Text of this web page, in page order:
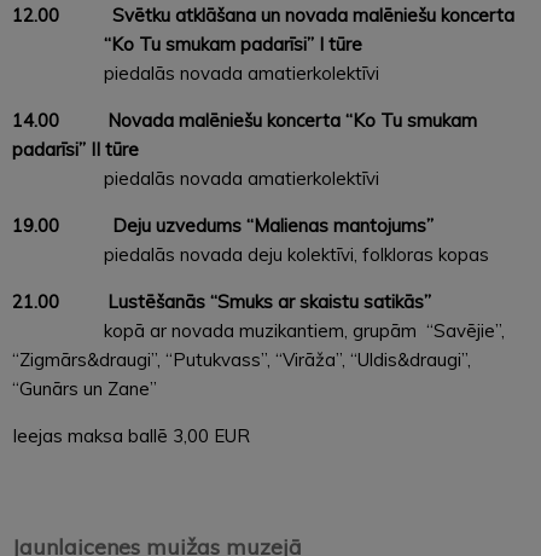
12.00
Svētku atklāšana un novada malēniešu koncerta
“Ko Tu smukam padarīsi” I tūre
piedalās novada amatierkolektīvi
14.00 Novada malēniešu koncerta “Ko Tu smukam
padarīsi” II tūre
piedalās novada amatierkolektīvi
19.00
Deju uzvedums “Malienas mantojums”
piedalās novada deju kolektīvi, folkloras kopas
21.00 Lustēšanās “Smuks ar skaistu satikās”
kopā ar novada muzikantiem, grupām “Savējie”,
“Zigmārs&draugi”, “Putukvass”, “Virāža”, “Uldis&draugi”,
“Gunārs un Zane”
Ieejas maksa ballē 3,00 EUR
Jaunlaicenes muižas muzejā